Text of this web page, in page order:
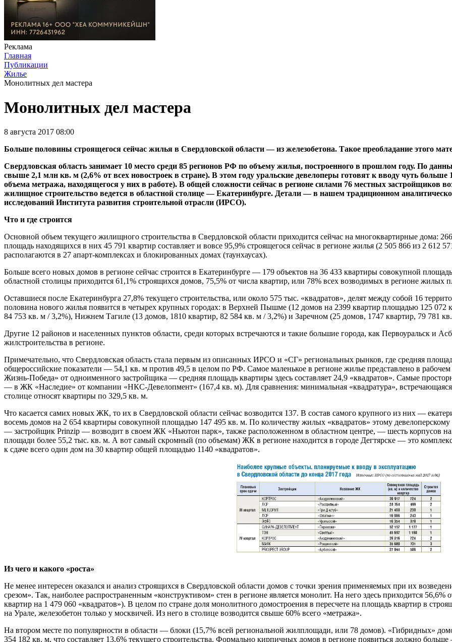
Реклама
Главная
Публикации
Жилье
Монолитных дел мастера
Монолитных дел мастера
8 августа 2017 08:00
Больше половины строящегося сейчас жилья в Свердловской области — из железобетона. Такое преобладание этого
Свердловская область занимает 10 место среди 85 регионов РФ по объему жилья, построенного в прошлом году. По
свыше 2,1 млн кв. м (2,6% от всех новостроек в стране). В этом году уральские девелоперы готовят к вводу чуть
объема метража, находящегося у них в работе). В общей сложности сейчас в регионе силами 76 местных застройщиков
жилищное строительство ведется в областной столице — Екатеринбурге. Детали — в нашем традиционном
исследований Института развития строительной отрасли (ИРСО).
Что и где строится
Основной объем текущего жилищного строительства в Свердловской области приходится сейчас на многоквартирные дома:
площадь находящихся в них 45 791 квартир составляет и вовсе 95,9% строящегося сейчас в регионе жилья (2 505 866 из 2 612
располагаются в 27 апарт-комплексах и блокированных домах (таунхаусах).
Больше всего новых домов в регионе сейчас строится в Екатеринбурге — 179 объектов на 36 433 квартиры совокупной
областной столицы приходится 61,1% строящихся домов, 75,5% от числа квартир, или 78% всех возводимых в регионе жилых
Оставшиеся после Екатеринбурга 27,8% текущего строительства, или около 575 тыс. «квадратов», делят между собой 16
половина нового жилья появится в четырех крупных городах: в Верхней Пышме (12 домов на 2399 квартир площадью 125 072
84 753 кв. м / 3,2%), Нижнем Тагиле (13 домов, 1810 квартир, 82 584 кв. м / 3,2%) и Заречном (25 домов, 1747 квартир, 79 781
Другие 12 районов и населенных пунктов области, среди которых встречаются и такие большие города, как Первоуральск и
жилстроительства в регионе.
Примечательно, что Свердловская область стала первым из описанных ИРСО и «СГ» региональных рынков, где средняя
общероссийские показатели — 54,1 кв. м против 49,5 в целом по РФ. Самое маленькое в регионе жилье представлено в
Жизнь-Победа» от одноименного застройщика — средняя площадь квартиры здесь составляет 24,9 «квадратов». Самые
— в ЖК «Наследие» от компании «НКС-Девелопмент» (167,4 кв. м). Для сравнения: минимальная «квадратура», встречающаяся
столице относят квартиры по 329,5 кв. м.
Что касается самих новых ЖК, то их в Свердловской области сейчас возводится 137. В состав самого крупного из них —
восемь домов на 2 654 квартиры совокупной площадью 147 495 кв. м. По количеству жилых «квадратов» этому
— застройщик Prinzip — возводит в своем ЖК «Ньютон парк», также расположенном в областном центре, — шесть корпусов
площади более 55,2 тыс. кв. м. А вот самый скромный (по объемам) ЖК в регионе находится в городе Дегтярске — это
к сдаче всего один дом на 30 квартир общей площадью 1140 «квадратов».
Из чего и какого «роста»
Не менее интересен оказался и анализ строящихся в Свердловской области домов с точки зрения применяемых при их
срезом». Так, наиболее распространенным «конструктивом» стен в регионе является монолит. На него здесь приходится
квартир на 1 479 060 «квадратов»). В целом по стране доля монолитного домостроения в пересчете на площадь квартир в
на Урале, железобетон только у москвичей. Из него в столице возводится свыше 60% всего «метража».
На втором месте по популярности в области — блоки (15,7% всей региональной жилплощади, или 78 домов). «Гибридных»
354 182 кв. м, что составляет 13,6% текущего строительства. Формально кирпичных домов в регионе появиться должно